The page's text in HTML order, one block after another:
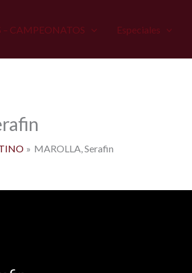
– CAMPEONATOS Especiales
MAROLLA, Serafin